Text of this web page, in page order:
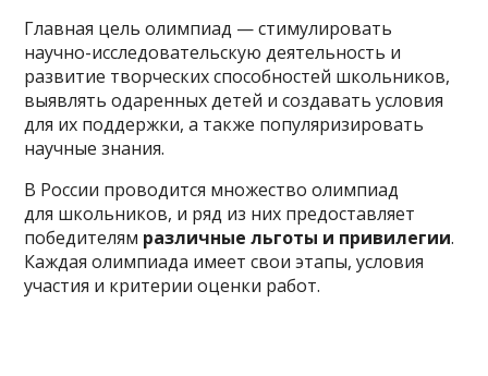
Главная цель олимпиад — стимулировать
научно-исследовательскую деятельность и
развитие творческих способностей школьников,
выявлять одаренных детей и создавать условия
для их поддержки, а также популяризировать
научные знания.
В России проводится множество олимпиад
для школьников, и ряд из них предоставляет
победителям различные льготы и привилегии.
Каждая олимпиада имеет свои этапы, условия
участия и критерии оценки работ.